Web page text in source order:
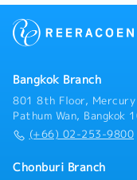
ての協議・輸入要
Bangkok Branch
801 8th Floor, Mercury
Pathum Wan, Bangkok
(+66) 02-253-9800
Chonburi Branch